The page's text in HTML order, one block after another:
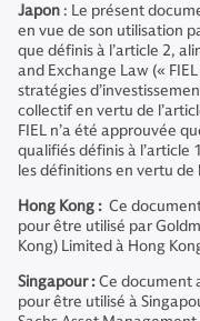
Japon : Le présent
en vue de son utilisation
que définis à l’article 2,
and Exchange Law («
stratégies
collectif en vertu de
FIEL n’a été approuvée
qualifiés définis à l’article
les définitions en vertu de
Hong Kong : Ce
pour être utilisé par
Kong) Limited à Hong
Singapour :Ce document
pour être utilisé à